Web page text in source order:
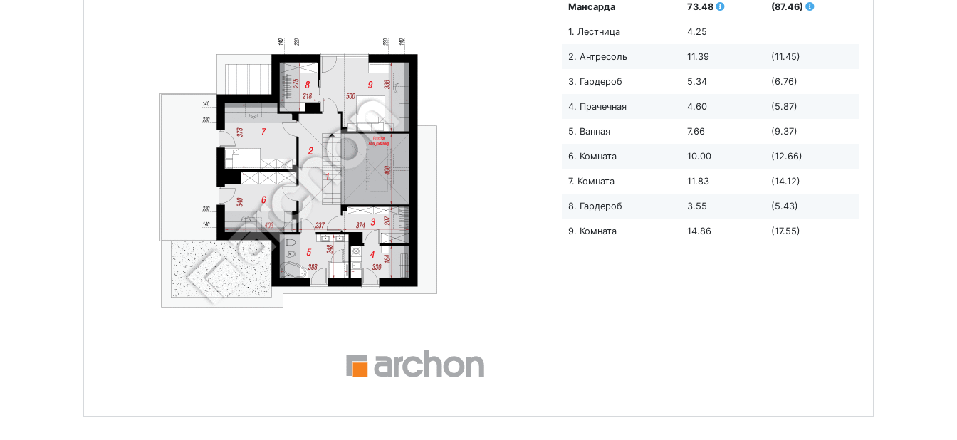
Мансарда 73.48 (87.46)
1. Лестница 4.25
2. Антресоль 11.39 (11.45)
3. Гардероб 5.34 (6.76)
4. Прачечная 4.60 (5.87)
5. Ванная 7.66 (9.37)
6. Комната 10.00 (12.66)
7. Комната 11.83 (14.12)
8. Гардероб 3.55 (5.43)
9. Комната 14.86 (17.55)